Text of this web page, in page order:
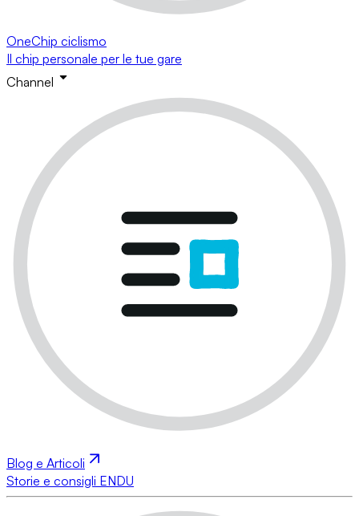
OneChip ciclismo
Il chip personale per le tue gare
Channel
Blog e Articoli
Storie e consigli ENDU